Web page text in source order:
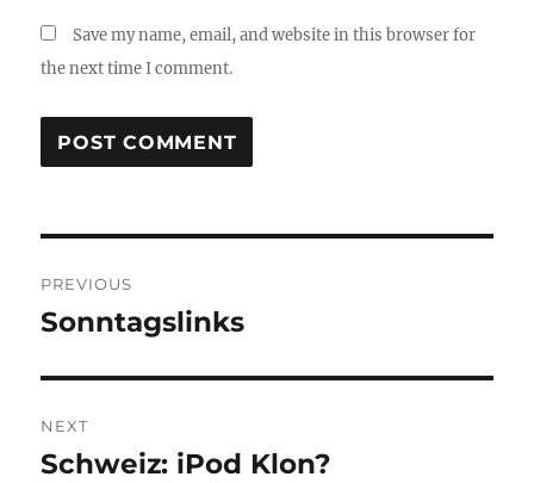
Save my name, email, and website in this browser for
the next time I comment.
navigation
PREVIOUS
Previous
Sonntagslinks
NEXT
Next
Schweiz: iPod Klon?